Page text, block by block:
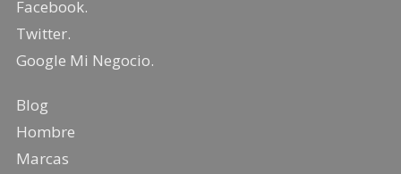
Facebook.
Twitter.
Google Mi Negocio.
Blog
Hombre
Marcas